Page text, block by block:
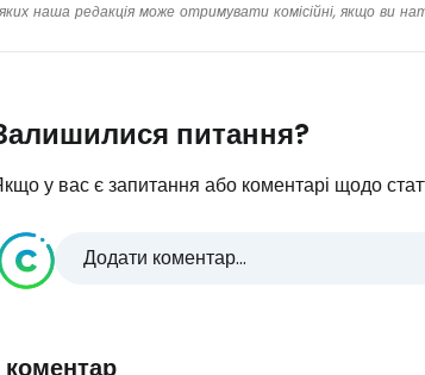
наша редакція може отримувати комісійні, якщо ви
питання?
у вас є запитання або коментарі щодо
Додати коментар...
коментар